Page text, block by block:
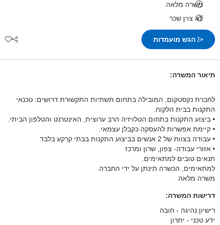
משרה מלאה
לא צוין שכר
הגש מועמדות
תיאור המשרה:
לחברת נקסטקום, המובילה בתחום תשתיות התקשורת דרושים: טכנאי
התקנות בבית הלקוח.
• ביצוע התקנות בתחום הטלויזיה הרב ערוצית, האינטרנט והטלפון הביתי.
• קיימת אפשרות להעסקה כקבלן עצמאי.
• עבודה בצוות של 2 אנשים בביצוע התקנות בבתי קרקע בלבד
• אזורי עבודה- צפון, שרון ומרכז
תנאים טובים למתאימים.
למתאימים, הכשרה תינתן על ידי החברה.
משרה מלאה
דרישות המשרה:
רישיון נהיגה - חובה
ידע טכני - יתרון